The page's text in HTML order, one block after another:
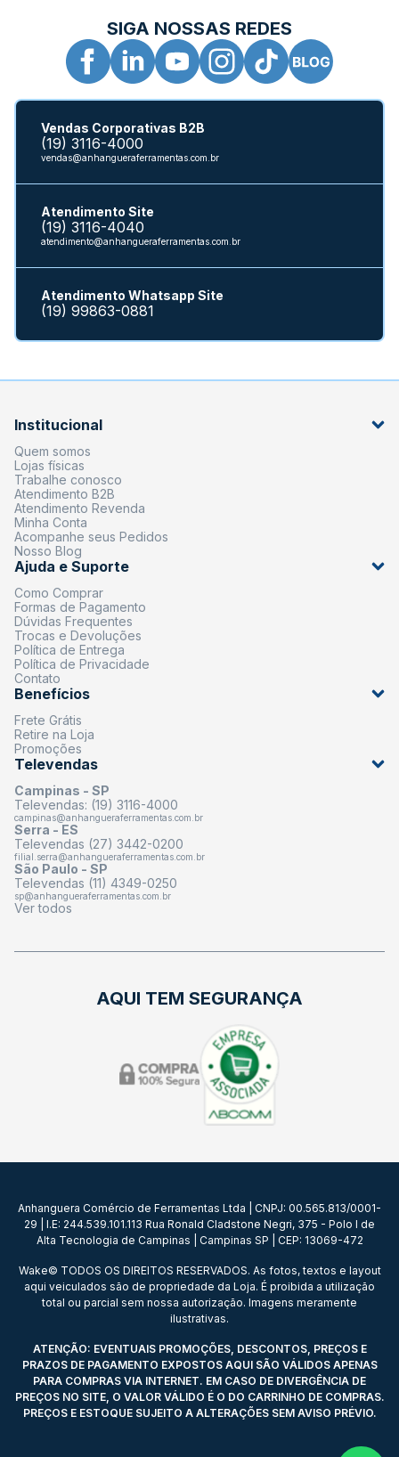
SIGA NOSSAS REDES
Vendas Corporativas B2B
(19) 3116-4000
vendas@anhangueraferramentas.com.br
Atendimento Site
(19) 3116-4040
atendimento@anhangueraferramentas.com.br
Atendimento Whatsapp Site
(19) 99863-0881
Institucional
Quem somos
Lojas físicas
Trabalhe conosco
Atendimento B2B
Atendimento Revenda
Minha Conta
Acompanhe seus Pedidos
Nosso Blog
Ajuda e Suporte
Como Comprar
Formas de Pagamento
Dúvidas Frequentes
Trocas e Devoluções
Política de Entrega
Política de Privacidade
Contato
Benefícios
Frete Grátis
Retire na Loja
Promoções
Televendas
Campinas - SP
Televendas: (19) 3116-4000
campinas@anhangueraferramentas.com.br
Serra - ES
Televendas (27) 3442-0200
filial.serra@anhangueraferramentas.com.br
São Paulo - SP
Televendas (11) 4349-0250
sp@anhangueraferramentas.com.br
Ver todos
AQUI TEM SEGURANÇA
Anhanguera Comércio de Ferramentas Ltda | CNPJ: 00.565.813/0001-
29 | I.E: 244.539.101.113 Rua Ronald Cladstone Negri, 375 - Polo I de
Alta Tecnologia de Campinas | Campinas SP | CEP: 13069-472
Wake© TODOS OS DIREITOS RESERVADOS. As fotos, textos e layout
aqui veiculados são de propriedade da Loja. É proibida a utilização
total ou parcial sem nossa autorização. Imagens meramente
ilustrativas.
ATENÇÃO: EVENTUAIS PROMOÇÕES, DESCONTOS, PREÇOS E
PRAZOS DE PAGAMENTO EXPOSTOS AQUI SÃO VÁLIDOS APENAS
PARA COMPRAS VIA INTERNET. EM CASO DE DIVERGÊNCIA DE
PREÇOS NO SITE, O VALOR VÁLIDO É O DO CARRINHO DE COMPRAS.
PREÇOS E ESTOQUE SUJEITO A ALTERAÇÕES SEM AVISO PRÉVIO.